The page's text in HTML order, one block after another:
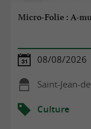
Micro-Folie : A-
08/08/2026
Saint-Jean-
Culture